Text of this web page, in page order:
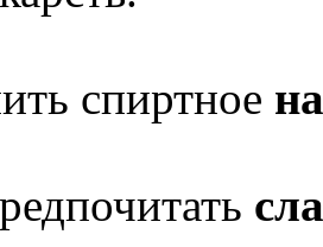
спиртное